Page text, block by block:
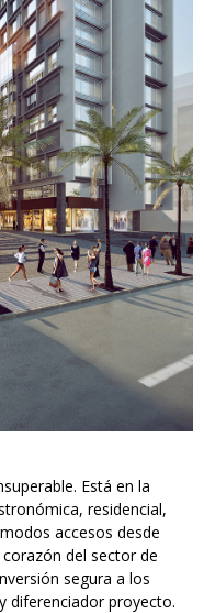
Está en la
residencial,
accesos desde
del sector de
segura a los
diferenciador proyecto.